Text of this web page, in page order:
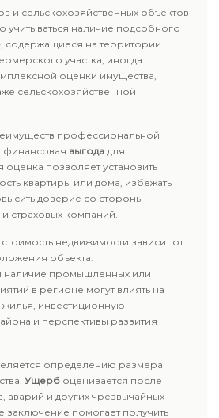
и сельскохозяйственных объектов
учитываться наличие подсобного
, содержащиеся на территории
участка, иногда
оценки имущества,
сельскохозяйственной
профессиональной
финансовая выгода для
оценка позволяет установить
квартиры или дома, избежать
доверие со стороны
страховых компаний.
недвижимости зависит от
объекта.
наличие промышленных или
в регионе могут влиять на
инвестиционную
и перспективы развития
определению размера
Ущерб оценивается после
аварий и других чрезвычайных
заключение помогает получить